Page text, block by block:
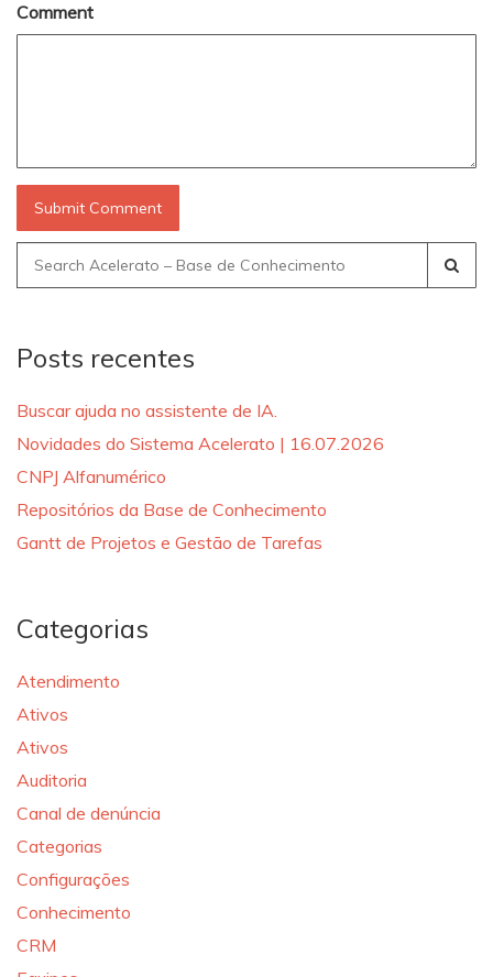
Comment
Search
for:
Posts recentes
Buscar ajuda no assistente de IA.
Novidades do Sistema Acelerato | 16.07.2026
CNPJ Alfanumérico
Repositórios da Base de Conhecimento
Gantt de Projetos e Gestão de Tarefas
Categorias
Atendimento
Ativos
Ativos
Auditoria
Canal de denúncia
Categorias
Configurações
Conhecimento
CRM